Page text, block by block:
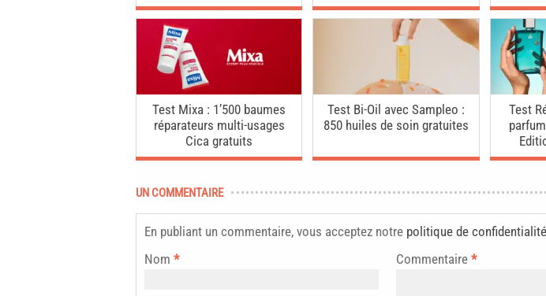
Test Mixa : 1’500 baumes
réparateurs multi-usages
Cica gratuits
Test Bi-Oil avec Sampleo :
850 huiles de soin gratuites
Test
UN COMMENTAIRE
En publiant un commentaire, vous acceptez notre politique de confidentialité
Commentaire *
Nom *